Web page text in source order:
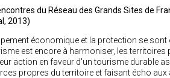
du Réseau des Grands Sites de
2013)
économique et la protection se
est encore à harmoniser, les territoires
action en faveur d'un tourisme durable
propres du territoire et faisant écho